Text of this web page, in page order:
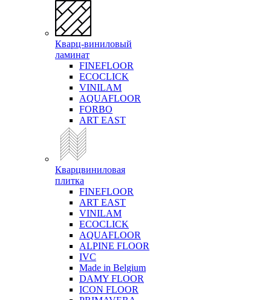
Кварц-виниловый
ламинат
FINEFLOOR
ECOCLICK
VINILAM
AQUAFLOOR
FORBO
ART EAST
Кварцвиниловая
плитка
FINEFLOOR
ART EAST
VINILAM
ECOCLICK
AQUAFLOOR
ALPINE FLOOR
IVC
Made in Belgium
DAMY FLOOR
ICON FLOOR